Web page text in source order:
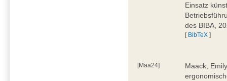
Einsatz
des BIBA,
[ BibTeX ]
[Maa24]
Maack,